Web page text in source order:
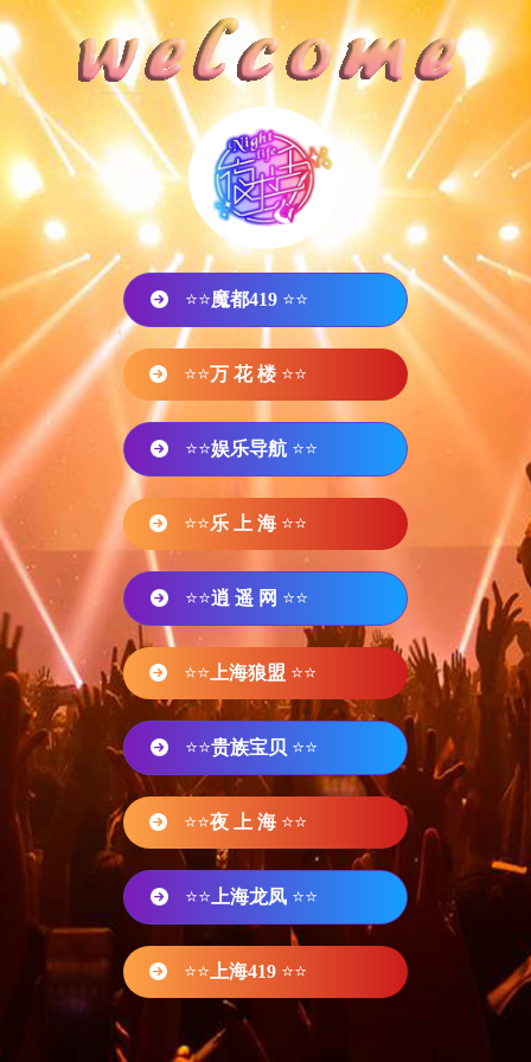
⭐⭐魔都419 ⭐⭐
⭐⭐万 花 楼 ⭐⭐
⭐⭐娱乐导航 ⭐⭐
⭐⭐乐 上 海 ⭐⭐
⭐⭐逍 遥 网 ⭐⭐
⭐⭐ 上海狼盟 ⭐⭐
⭐⭐贵族宝贝 ⭐⭐
⭐⭐夜 上 海 ⭐⭐
⭐⭐ 上海龙凤 ⭐⭐
⭐⭐ 上海419 ⭐⭐